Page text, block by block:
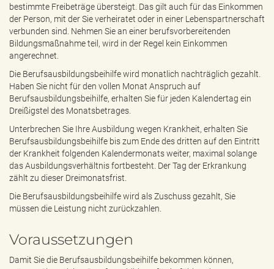
bestimmte Freibeträge übersteigt. Das gilt auch für das Einkommen
der Person, mit der Sie verheiratet oder in einer Lebenspartnerschaft
verbunden sind. Nehmen Sie an einer berufsvorbereitenden
Bildungsmaßnahme teil, wird in der Regel kein Einkommen
angerechnet.
Die Berufsausbildungsbeihilfe wird monatlich nachträglich gezahlt.
Haben Sie nicht für den vollen Monat Anspruch auf
Berufsausbildungsbeihilfe, erhalten Sie für jeden Kalendertag ein
Dreißigstel des Monatsbetrages.
Unterbrechen Sie Ihre Ausbildung wegen Krankheit, erhalten Sie
Berufsausbildungsbeihilfe bis zum Ende des dritten auf den Eintritt
der Krankheit folgenden Kalendermonats weiter, maximal solange
das Ausbildungsverhältnis fortbesteht. Der Tag der Erkrankung
zählt zu dieser Dreimonatsfrist.
Die Berufsausbildungsbeihilfe wird als Zuschuss gezahlt, Sie
müssen die Leistung nicht zurückzahlen.
Voraussetzungen
Damit Sie die Berufsausbildungsbeihilfe bekommen können,